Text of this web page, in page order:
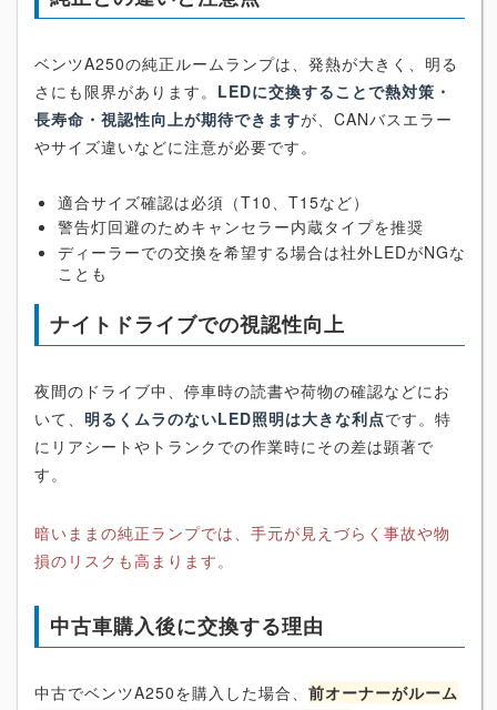
ベンツA250の純正ルームランプは、発熱が大きく、明る
さにも限界があります。 LEDに交換することで熱対策・
長寿命・視認性向上が期待できますが、CANバスエラー
やサイズ違いなどに注意が必要です。
適合サイズ確認は必須（T10、T15など）
警告灯回避のためキャンセラー内蔵タイプを推奨
ディーラーでの交換を希望する場合は社外LEDがNGな
ことも
ナイトドライブでの視認性向上
夜間のドライブ中、停車時の読書や荷物の確認などにお
いて、 明るくムラのないLED照明は大きな利点です。特
にリアシートやトランクでの作業時にその差は顕著で
す。
暗いままの純正ランプでは、手元が見えづらく事故や物
損のリスクも高まります。
中古車購入後に交換する理由
中古でベンツA250を購入した場合、 前オーナーがルーム